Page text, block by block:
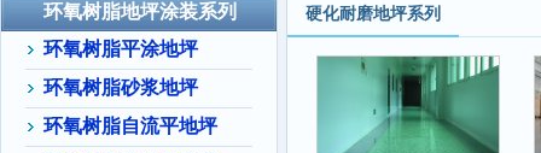
环氧树脂地坪涂装系列
环氧树脂平涂地坪
环氧树脂砂浆地坪
环氧树脂自流平地坪
硬化耐磨地坪系列